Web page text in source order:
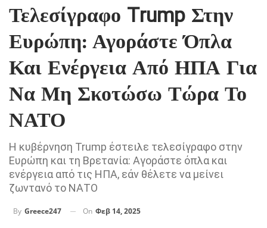
Τελεσίγραφο Trump Στην
Ευρώπη: Αγοράστε Όπλα
Και Ενέργεια Από ΗΠΑ Για
Να Μη Σκοτώσω Τώρα Το
ΝΑΤΟ
Η κυβέρνηση Trump έστειλε τελεσίγραφο στην
Ευρώπη και τη Βρετανία: Αγοράστε όπλα και
ενέργεια από τις ΗΠΑ, εάν θέλετε να μείνει
ζωντανό το ΝΑΤΟ
By Greece247 On Φεβ 14, 2025